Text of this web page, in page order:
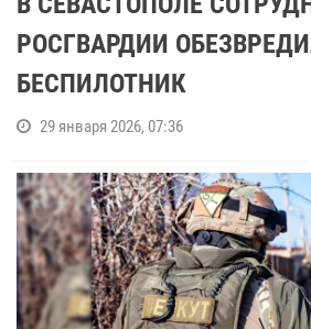
РОСГВАРДИИ
БЕСПИЛОТНИК
29 января 2026, 07:36